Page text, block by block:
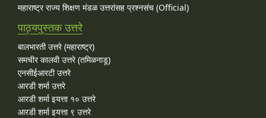
महाराष्ट्र राज्य शिक्षण मंडळ उत्तरांसह प्रश्नसंच (Official)
पाठ्यपुस्तक उत्तरे
बालभारती उत्तरे (महाराष्ट्र)
समचीर कालवी उत्तरे (तमिळनाडू)
एनसीईआरटी उत्तरे
आरडी शर्मा उत्तरे
आरडी शर्मा इयत्ता १० उत्तरे
आरडी शर्मा इयत्ता ९ उत्तरे